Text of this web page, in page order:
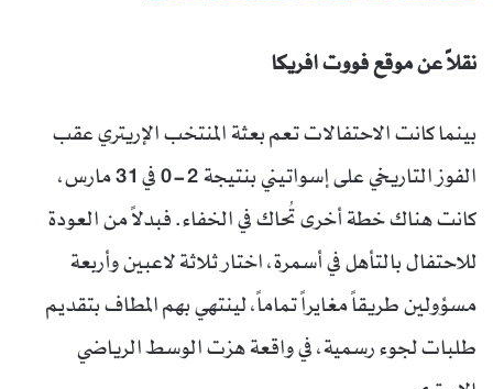
نقلاً عن موقع فووت افريكا
بينما كانت الاحتفالات تعم بعثة المنتخب الإريتري عقب
الفوز التاريخي على إسواتيني بنتيجة 2-0 في 31 مارس،
كانت هناك خطة أخرى تُحاك في الخفاء. فبدلاً من العودة
للاحتفال بالتأهل في أسمرة، اختار ثلاثة لاعبين وأربعة
مسؤولين طريقاً مغايراً تماماً، لينتهي بهم المطاف بتقديم
طلبات لجوء رسمية، في واقعة هزت الوسط الرياضي